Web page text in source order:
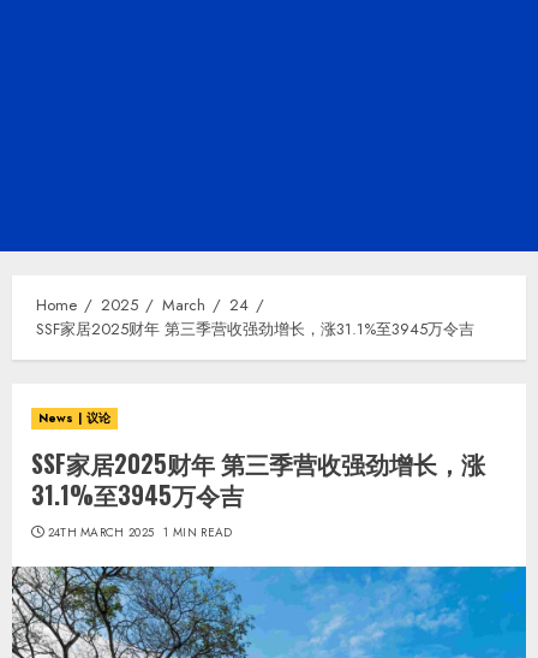
Home 2025 March
24
SSF家居2025财年 第三季营收强劲增长，涨31.1%至3945万令吉
News | 议论
SSF家居2025财年 第三季营收强劲增长，涨
31.1%至3945万令吉
24TH MARCH 2025 1 MIN READ